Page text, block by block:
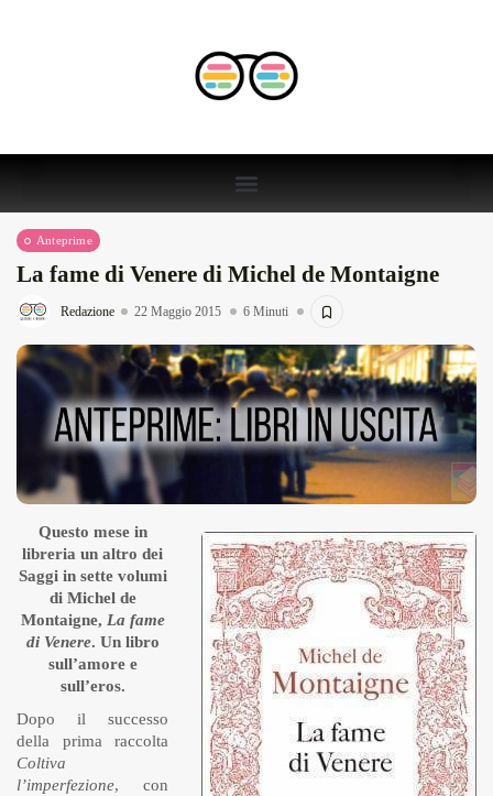
Anteprime
La fame di Venere di Michel de Montaigne
Redazione 22 Maggio 2015 6 Minuti
Questo mese in
libreria un altro dei
Saggi in sette volumi
di Michel de
Montaigne, La fame
di Venere. Un libro
sull’amore e
sull’eros.
Dopo il successo
della prima raccolta
Coltiva
l’imperfezione, con